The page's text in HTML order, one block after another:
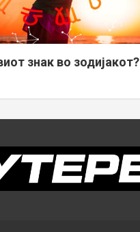
знак во зодијакот?